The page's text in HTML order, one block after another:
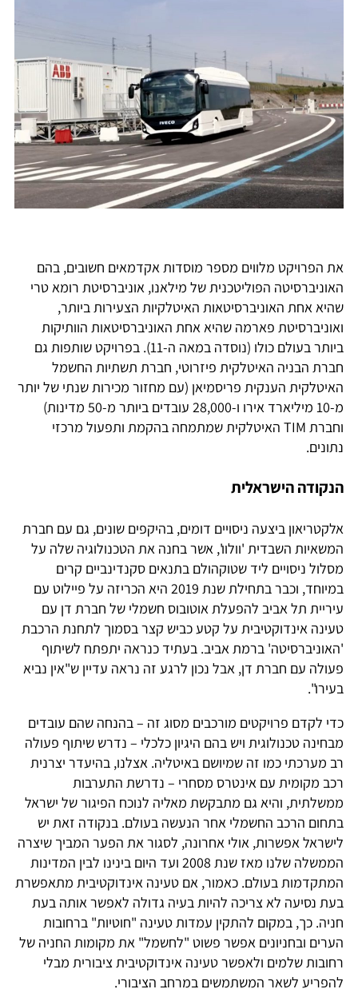
את הפרויקט מלווים מספר מוסדות אקדמאים חשובים, בהם
האוניברסיטה הפוליטכנית של מילאנו, אוניברסיטת רומא טרי
שהיא אחת האוניברסיטאות האיטלקיות הצעירות ביותר,
ואוניברסיטת פארמה שהיא אחת האוניברסיטאות הוותיקות
ביותר בעולם כולו (נוסדה במאה ה-11). בפרויקט שותפות גם
חברת הבניה האיטלקית פיזרוטי, חברת תשתיות החשמל
האיטלקית הענקית פריסמיאן (עם מחזור מכירות שנתי של יותר
מ-10 מיליארד אירו ו-28,000 עובדים ביותר מ-50 מדינות)
וחברת TIM האיטלקית שמתמחה בהקמת ותפעול מרכזי
נתונים.
הנקודה הישראלית
אלקטריאון ביצעה ניסויים דומים, בהיקפים שונים, גם עם חברת
המשאיות השבדית 'וולוו', אשר בחנה את הטכנולוגיה שלה על
מסלול ניסויים ליד שטוקהולם בתנאים סקנדינביים קרים
במיוחד, וכבר בתחילת שנת 2019 היא הכריזה על פיילוט עם
עיריית תל אביב להפעלת אוטובוס חשמלי של חברת דן עם
טעינה אינדוקטיבית על קטע כביש קצר בסמוך לתחנת הרכבת
'האוניברסיטה' ברמת אביב. בעתיד כנראה יתפתח לשיתוף
פעולה עם חברת דן, אבל נכון לרגע זה נראה עדיין ש"אין נביא
בעירו".
כדי לקדם פרויקטים מורכבים מסוג זה – בהנחה שהם עובדים
מבחינה טכנולוגית ויש בהם היגיון כלכלי – נדרש שיתוף פעולה
רב מערכתי כמו זה שמיושם באיטליה. אצלנו, בהיעדר יצרנית
רכב מקומית עם אינטרס מסחרי – נדרשת התערבות
ממשלתית, והיא גם מתבקשת מאליה לנוכח הפיגור של ישראל
בתחום הרכב החשמלי אחר הנעשה בעולם. בנקודה זאת יש
לישראל אפשרות, אולי אחרונה, לסגור את הפער המביך שיצרה
הממשלה שלנו מאז שנת 2008 ועד היום בינינו לבין המדינות
המתקדמות בעולם. כאמור, אם טעינה אינדוקטיבית מתאפשרת
בעת נסיעה לא צריכה להיות בעיה גדולה לאפשר אותה בעת
חניה. כך, במקום להתקין עמדות טעינה "חוטיות" ברחובות
הערים ובחניונים אפשר פשוט "לחשמל" את מקומות החניה של
רחובות שלמים ולאפשר טעינה אינדוקטיבית ציבורית מבלי
להפריע לשאר המשתמשים במרחב הציבורי.